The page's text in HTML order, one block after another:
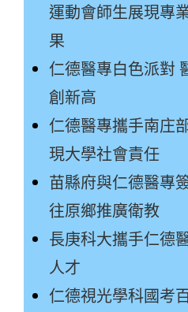
運動會師生展現專
果
仁德醫專白色派對
創新高
仁德醫專攜手南庄
現大學社會責任
苗縣府與仁德醫專
往原鄉推廣衛教
長庚科大攜手仁德
人才
仁德視光學科國考